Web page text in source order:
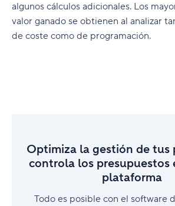
algunos cálculos adicionales. Los
valor ganado se obtienen al analizar
de coste como de programación.
Optimiza la gestión de tus
controla los presupuestos
plataforma
Todo es posible con el software